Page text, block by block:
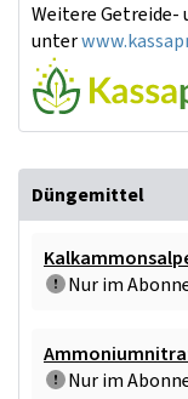
Weitere
unter
Düngemittel
Nur im
Nur im